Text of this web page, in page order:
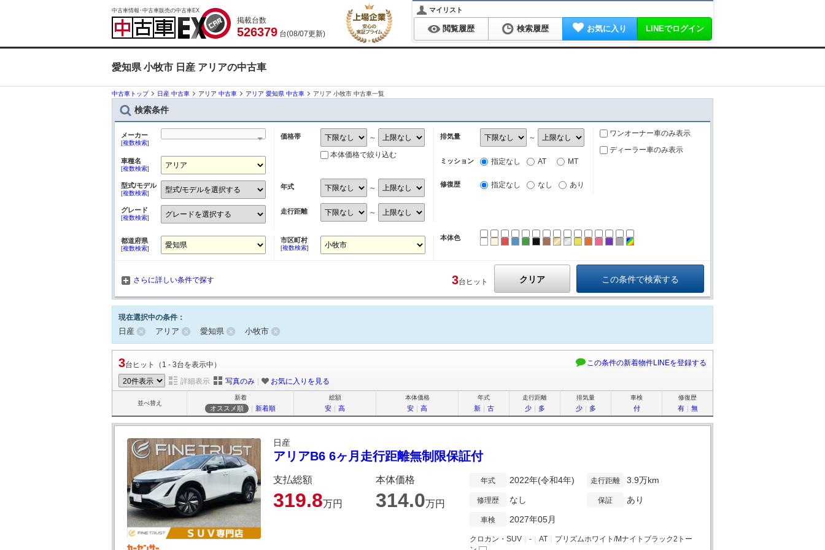
中古車情報･中古車販売の中古車EX
掲載台数
526379 台(08/07更新)
マイリスト
閲覧履歴 検索履歴 お気に入り LINEでログイン
愛知県 小牧市 日産 アリアの中古車
中古車トップ 日産 中古車 アリア 中古車 アリア 愛知県 中古車 アリア 小牧市 中古車一覧
検索条件
メーカー
[複数検索]
車種名
[複数検索]
型式/モデル
[複数検索]
グレード
[複数検索]
価格帯 ～
本体価格で絞り込む
年式 ～
走行距離 ～
排気量 ～
ミッション 指定なし AT MT
修復歴 指定なし なし あり
ワンオーナー車のみ表示
ディーラー車のみ表示
都道府県
[複数検索]
市区町村
[複数検索]
本体色
レッドブルーグリーン
ブラック
ブラウンゴールド パープル
グレー
さらに詳しい条件で探す クリア
3台ヒット
現在選択中の条件：
日産 アリア 愛知県 小牧市
3台ヒット（1 - 3台を表示中） この条件の新着物件LINEを登録する
詳細表示 写真のみ ｜ お気に入りを見る
並べ替え
新着
オススメ順 ｜ 新着順
総額
安 ｜ 高
本体価格
安 ｜ 高
年式
新｜ 古
走行距離
少｜ 多
排気量
少｜ 多
車検
付
修復歴
有｜ 無
日産
アリアB6 6ヶ月走行距離無制限保証付
支払総額
319.8万円
本体価格
314.0万円
年式 2022年(令和4年)
修理歴 なし
車検 2027年05月
走行距離 3.9万km
保証 あり
クロカン・SUV ｜- ｜AT
プリズムホワイト/Mナイトブラック2トー